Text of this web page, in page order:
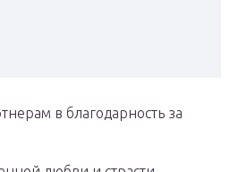
в благодарность за